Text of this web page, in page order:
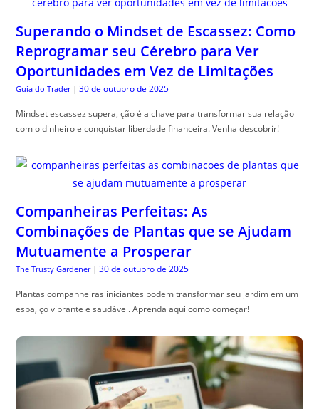
Superando o Mindset de Escassez: Como
Reprogramar seu Cérebro para Ver
Oportunidades em Vez de Limitações
Guia do Trader | 30 de outubro de 2025
Mindset escassez supera, ção é a chave para transformar sua relação
com o dinheiro e conquistar liberdade financeira. Venha descobrir!
Companheiras Perfeitas: As
Combinações de Plantas que se Ajudam
Mutuamente a Prosperar
The Trusty Gardener | 30 de outubro de 2025
Plantas companheiras iniciantes podem transformar seu jardim em um
espa, ço vibrante e saudável. Aprenda aqui como começar!